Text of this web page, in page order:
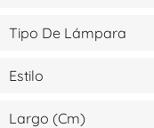
Tipo De Lámpara
Estilo
Largo (cm)